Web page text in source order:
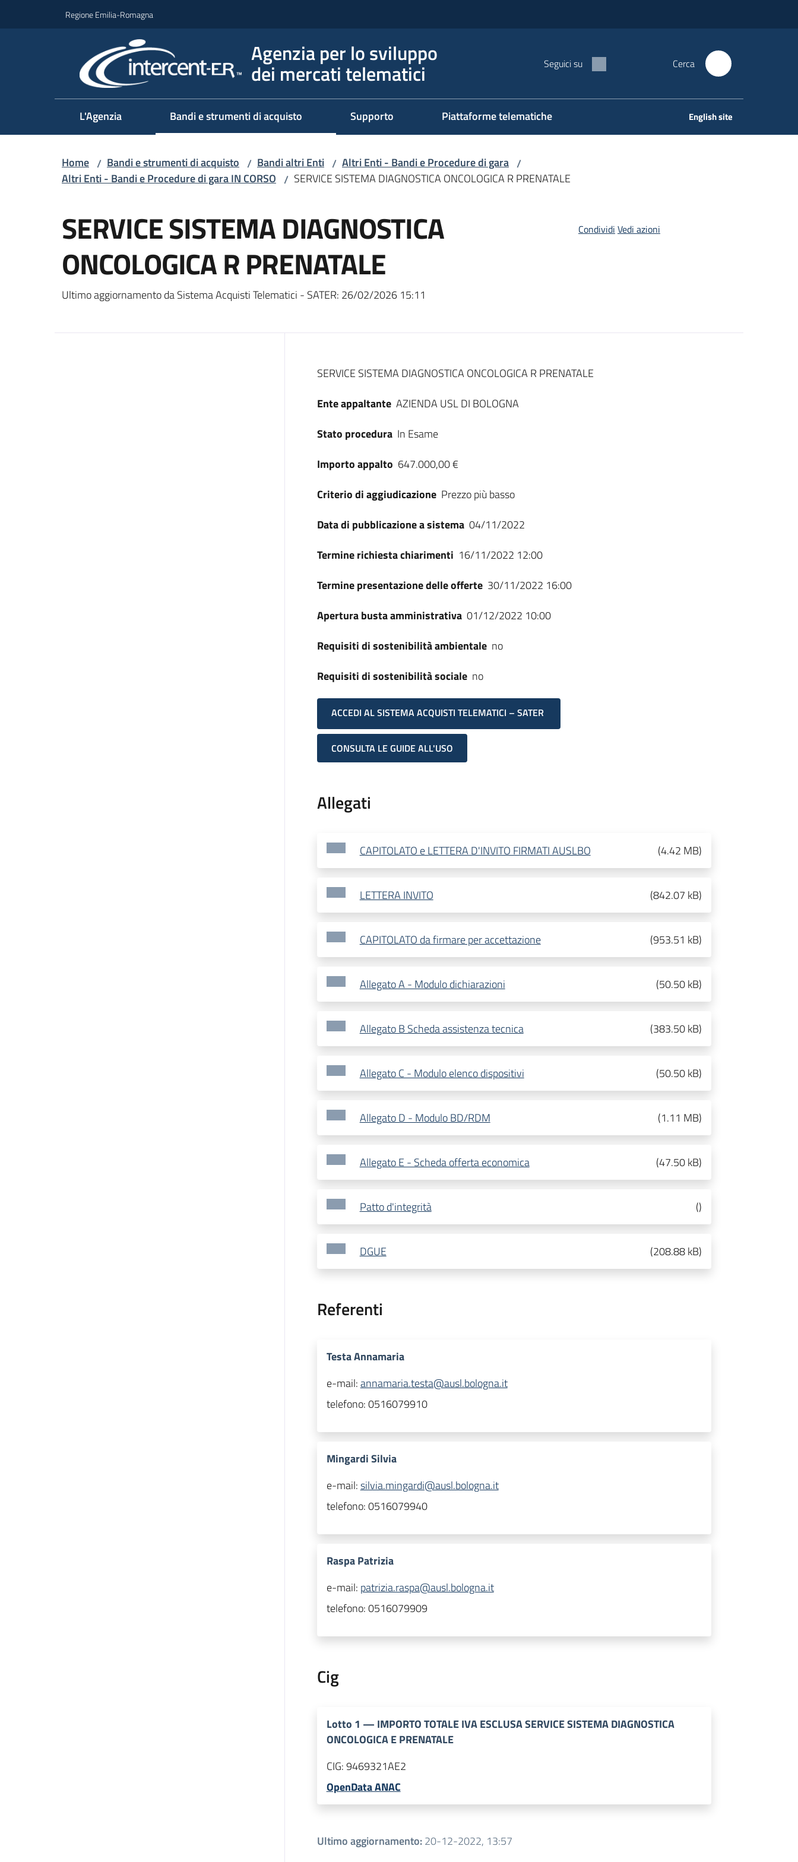
Regione Emilia-Romagna
Agenzia per lo sviluppo
dei mercati telematici Seguici su Cerca
L'Agenzia Bandi e strumenti di acquisto Supporto Piattaforme telematiche English site
Home / Bandi e strumenti di acquisto / Bandi altri Enti / Altri Enti - Bandi e Procedure di gara /
Altri Enti - Bandi e Procedure di gara IN CORSO / SERVICE SISTEMA DIAGNOSTICA ONCOLOGICA R PRENATALE
SERVICE SISTEMA DIAGNOSTICA
ONCOLOGICA R PRENATALE
Ultimo aggiornamento da Sistema Acquisti Telematici - SATER: 26/02/2026 15:11
Condividi Vedi azioni
Dati del bando
SERVICE SISTEMA DIAGNOSTICA ONCOLOGICA R PRENATALE
Ente appaltante AZIENDA USL DI BOLOGNA
Stato procedura In Esame
Importo appalto 647.000,00 €
Criterio di aggiudicazione Prezzo più basso
Data di pubblicazione a sistema 04/11/2022
Termine richiesta chiarimenti 16/11/2022 12:00
Termine presentazione delle offerte 30/11/2022 16:00
Apertura busta amministrativa 01/12/2022 10:00
Requisiti di sostenibilità ambientale no
Requisiti di sostenibilità sociale no
ACCEDI AL SISTEMA ACQUISTI TELEMATICI – SATER
CONSULTA LE GUIDE ALL'USO
Allegati
CAPITOLATO e LETTERA D'INVITO FIRMATI AUSLBO (4.42 MB)
LETTERA INVITO (842.07 kB)
CAPITOLATO da firmare per accettazione (953.51 kB)
Allegato A - Modulo dichiarazioni (50.50 kB)
Allegato B Scheda assistenza tecnica (383.50 kB)
Allegato C - Modulo elenco dispositivi (50.50 kB)
Allegato D - Modulo BD/RDM (1.11 MB)
Allegato E - Scheda offerta economica (47.50 kB)
Patto d'integrità ()
DGUE (208.88 kB)
Referenti
Testa Annamaria
e-mail:annamaria.testa@ausl.bologna.it
telefono:0516079910
Mingardi Silvia
e-mail:silvia.mingardi@ausl.bologna.it
telefono:0516079940
Raspa Patrizia
e-mail: patrizia.raspa@ausl.bologna.it
telefono:0516079909
Cig
Lotto 1 — IMPORTO TOTALE IVA ESCLUSA SERVICE SISTEMA DIAGNOSTICA
ONCOLOGICA E PRENATALE
CIG:9469321AE2
OpenData ANAC
Ultimo aggiornamento:20-12-2022, 13:57